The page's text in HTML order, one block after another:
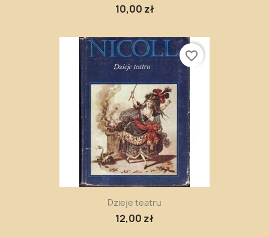
10,00 zł
Dzieje teatru
12,00 zł
favorite_border